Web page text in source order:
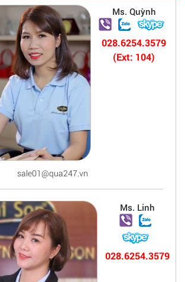
Ms. Quỳnh
028.6254.3579
(Ext: 104)
sale01@qua247.vn
Ms. Linh
028.6254.3579